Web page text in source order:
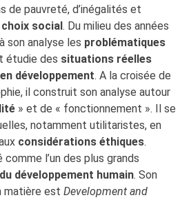
de pauvreté, d’inégalités et
social. Du milieu des années
son analyse les problématiques
étudie des situations réelles
développement. A la croisée de
il construit son analyse autour
» et de « fonctionnement ». Il se
notamment utilitaristes, en
considérations éthiques.
l’un des plus grands
développement humain. Son
matière est Development and